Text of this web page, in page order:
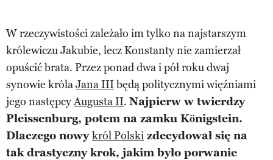
W rzeczywistości zależało im tylko na najstarszym
królewiczu Jakubie, lecz Konstanty nie zamierzał
opuścić brata. Przez ponad dwa i pół roku dwaj
synowie królaJana IIIbędą politycznymi więźniami
jego następcyAugusta II. Najpierw w twierdzy
Pleissenburg, potem na zamku Königstein.
Dlaczego nowykról Polski zdecydował się na
tak drastyczny krok, jakim było porwanie